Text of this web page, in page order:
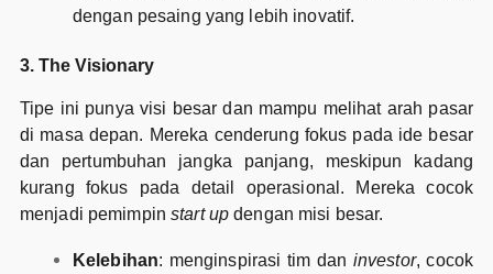
dengan pesaing yang lebih inovatif.
3. The Visionary
Tipe ini punya visi besar dan mampu melihat arah pasar
di masa depan. Mereka cenderung fokus pada ide besar
dan pertumbuhan jangka panjang, meskipun kadang
kurang fokus pada detail operasional. Mereka cocok
menjadi pemimpin start updengan misi besar.
Kelebihan: menginspirasi tim dan investor, cocok